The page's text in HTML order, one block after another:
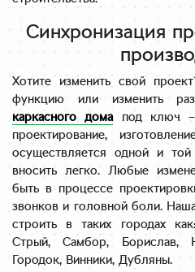
Синхронизация
Хотите изменить свой
функцию или изменить
каркасного домапод ключ –
проектирование,
осуществляется одной и
вносить легко. Любые
быть в процессе
звонков и головной боли.
строить в таких городах
Стрый, Самбор, Борислав,
Городок, Винники, Дубляны.